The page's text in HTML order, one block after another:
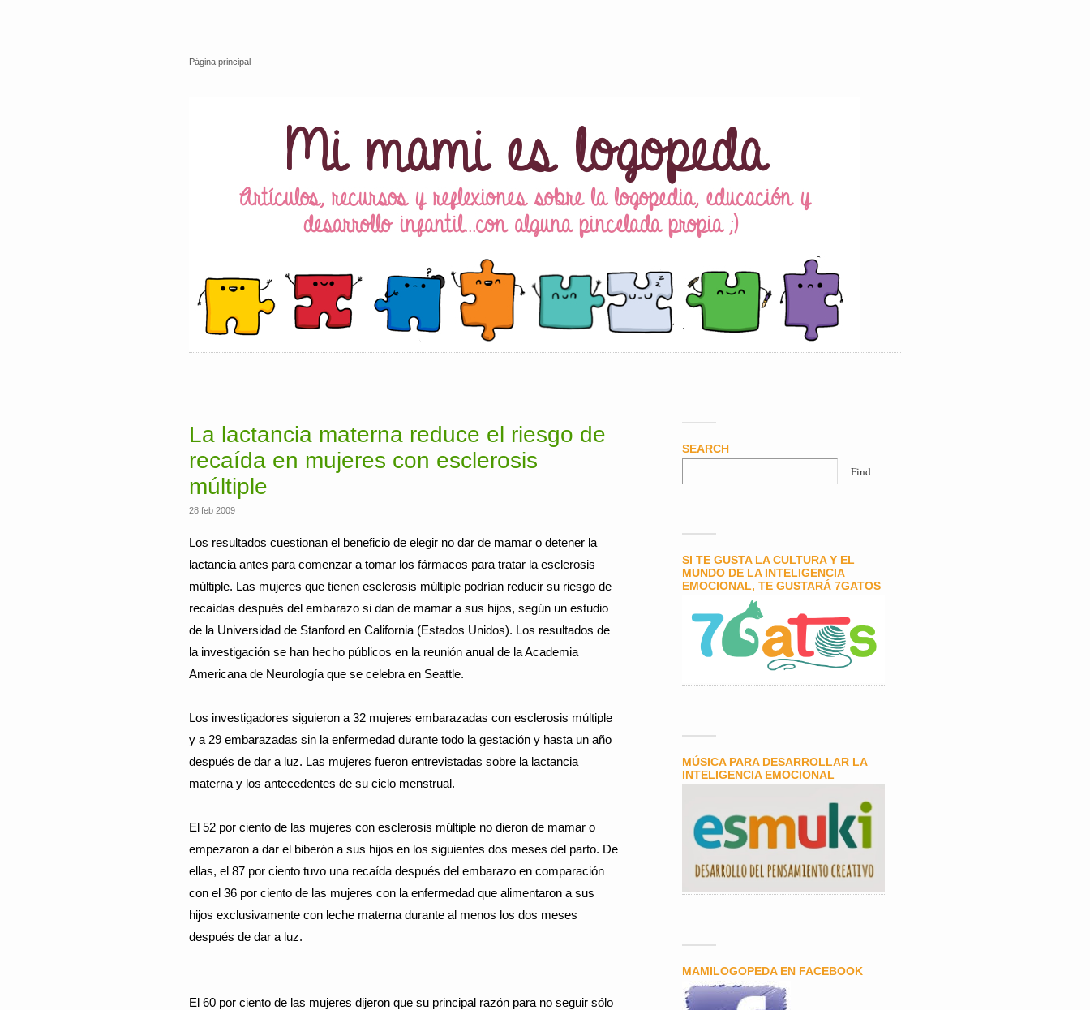
Página principal
La lactancia materna reduce el riesgo de
recaída en mujeres con esclerosis
múltiple
28 feb 2009
Los resultados cuestionan el beneficio de elegir no dar de mamar o detener la
lactancia antes para comenzar a tomar los fármacos para tratar la esclerosis
múltiple. Las mujeres que tienen esclerosis múltiple podrían reducir su riesgo de
recaídas después del embarazo si dan de mamar a sus hijos, según un estudio
de la Universidad de Stanford en California (Estados Unidos). Los resultados de
la investigación se han hecho públicos en la reunión anual de la Academia
Americana de Neurología que se celebra en Seattle.
Los investigadores siguieron a 32 mujeres embarazadas con esclerosis múltiple
y a 29 embarazadas sin la enfermedad durante todo la gestación y hasta un año
después de dar a luz. Las mujeres fueron entrevistadas sobre la lactancia
materna y los antecedentes de su ciclo menstrual.
El 52 por ciento de las mujeres con esclerosis múltiple no dieron de mamar o
empezaron a dar el biberón a sus hijos en los siguientes dos meses del parto. De
ellas, el 87 por ciento tuvo una recaída después del embarazo en comparación
con el 36 por ciento de las mujeres con la enfermedad que alimentaron a sus
hijos exclusivamente con leche materna durante al menos los dos meses
después de dar a luz.
El 60 por ciento de las mujeres dijeron que su principal razón para no seguir sólo
SEARCH
SI TE GUSTA LA CULTURA Y EL
MUNDO DE LA INTELIGENCIA
EMOCIONAL, TE GUSTARÁ 7GATOS
MÚSICA PARA DESARROLLAR LA
INTELIGENCIA EMOCIONAL
MAMILOGOPEDA EN FACEBOOK